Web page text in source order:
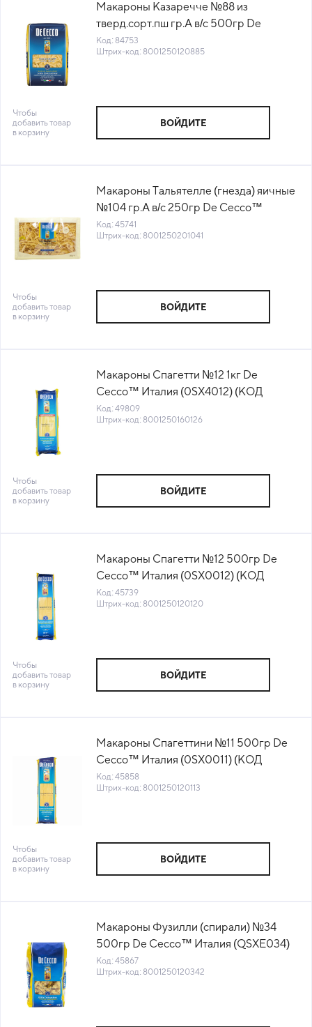
Макароны Казаречче №88 из
тверд.сорт.пш гр.А в/с 500гр De
Cecco™ Италия (0SXE088) (КОД
84753) (+18°С)
Код: 84753
Штрих-код: 8001250120885
Чтобы
добавить товар
в корзину
ВОЙДИТЕ
Макароны Тальятелле (гнезда) яичные
№104 гр.А в/с 250гр De Cecco™
Италия (0UN2104) (КОД 45741) (+18°С)
Код: 45741
Штрих-код: 8001250201041
Чтобы
добавить товар
в корзину
ВОЙДИТЕ
Макароны Спагетти №12 1кг De
Cecco™ Италия (0SX4012) (КОД
49809) (+18°С)
Код: 49809
Штрих-код: 8001250160126
Чтобы
добавить товар
в корзину
ВОЙДИТЕ
Макароны Спагетти №12 500гр De
Cecco™ Италия (0SX0012) (КОД
45739) (+18°С)
Код: 45739
Штрих-код: 8001250120120
Чтобы
добавить товар
в корзину
ВОЙДИТЕ
Макароны Спагеттини №11 500гр De
Cecco™ Италия (0SX0011) (КОД
45858) (+18°С)
Код: 45858
Штрих-код: 8001250120113
Чтобы
добавить товар
в корзину
ВОЙДИТЕ
Макароны Фузилли (спирали) №34
500гр De Cecco™ Италия (QSXE034)
(КОД 45867) (+18°С)
Код: 45867
Штрих-код: 8001250120342